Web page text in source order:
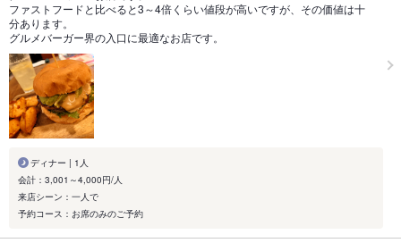
ファストフードと比べると3～4倍くらい値段が高いですが、その価値は十
分あります。
グルメバーガー界の入口に最適なお店です。
ディナー | 1人
会計：3,001～4,000円/人
来店シーン：一人で
予約コース：お席のみのご予約